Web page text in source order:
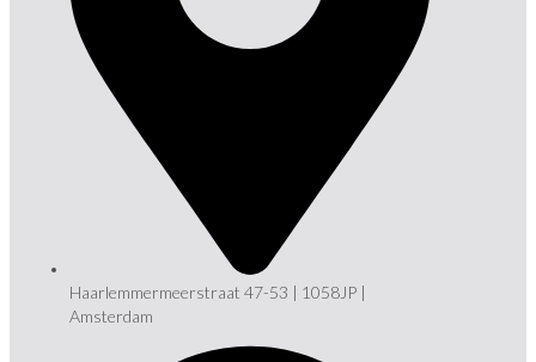
Haarlemmermeerstraat 47-53 | 1058JP |
Amsterdam